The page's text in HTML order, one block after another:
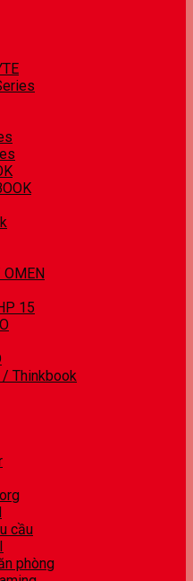
OMEN
15
/ Thinkbook
cầu
phòng